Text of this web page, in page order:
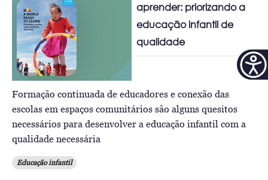
aprender: priorizando a
educação infantil de
qualidade
Formação continuada de educadores e conexão das
escolas em espaços comunitários são alguns quesitos
necessários para desenvolver a educação infantil com a
qualidade necessária
Educação infantil